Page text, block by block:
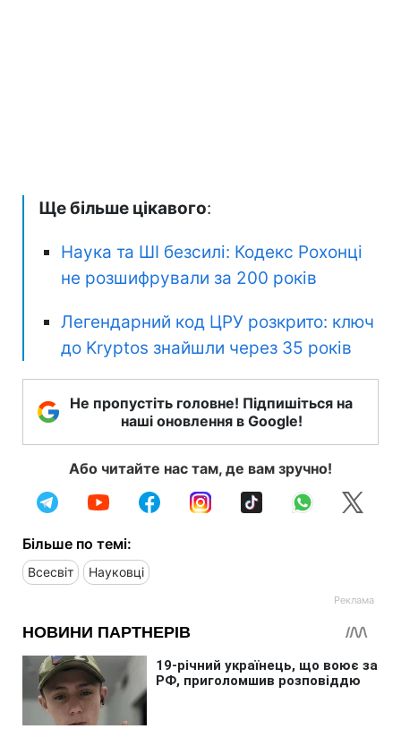
Ще більше цікавого:
Наука та ШІ безсилі: Кодекс Рохонці
не розшифрували за 200 років
Легендарний код ЦРУ розкрито: ключ
до Kryptos знайшли через 35 років
Не пропустіть головне! Підпишіться на
наші оновлення в Google!
Або читайте нас там, де вам зручно!
Більше по темі:
Всесвіт Науковці